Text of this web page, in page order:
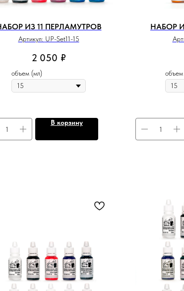
ИЗ 11 ПЕРЛАМУТРОВ
Артикул: UP-Set11-15
2 050 ₽
объем (мл)
В корзину
НАБОР